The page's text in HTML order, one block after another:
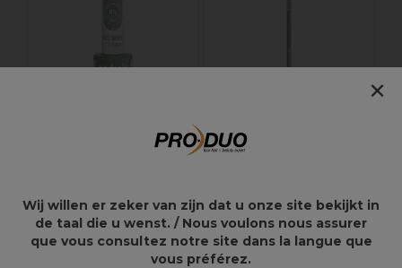
True Pure Top Coat
Sans Résidus 10.5ml
12,79€
Cuticules en Métal
9,81€
Wij willen er zeker van zijn dat u onze site bekijkt in
de taal die u wenst. / Nous voulons nous assurer
que vous consultez notre site dans la langue que
vous préférez.
×